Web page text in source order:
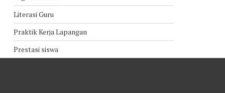
Literasi Guru
Praktik Kerja Lapangan
Prestasi siswa